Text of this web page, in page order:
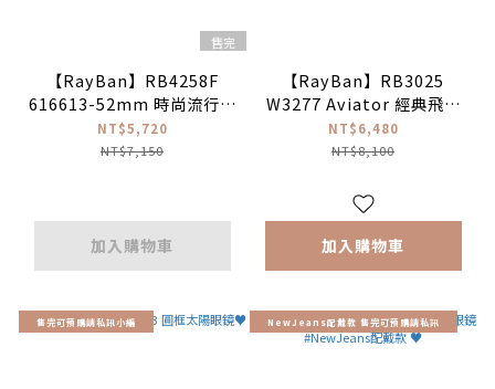
售完
【RayBan】RB4258F
616613-52mm 時尚流行方
框太陽眼鏡♥
NT$5,720
NT$7,150
加入購物車
【RayBan】RB3025
W3277 Aviator 經典飛行
員太陽眼鏡
NT$6,480
NT$8,100
加入購物車
售完可預購請私訊小編 NewJeans配戴款 售完可預購請私訊